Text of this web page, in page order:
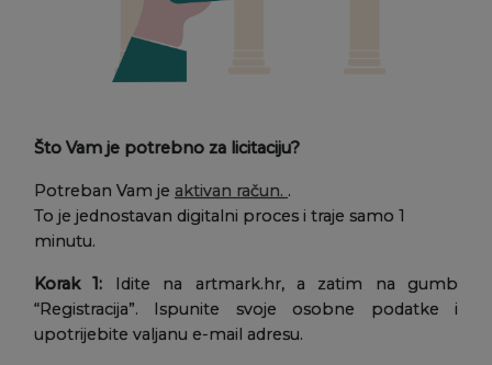
Što Vam je potrebno za licitaciju?
Potreban Vam je aktivan račun. .
To je jednostavan digitalni proces i traje samo 1
minutu.
Korak 1: Idite na artmark.hr, a zatim na gumb
“Registracija”. Ispunite svoje osobne podatke i
upotrijebite valjanu e-mail adresu.